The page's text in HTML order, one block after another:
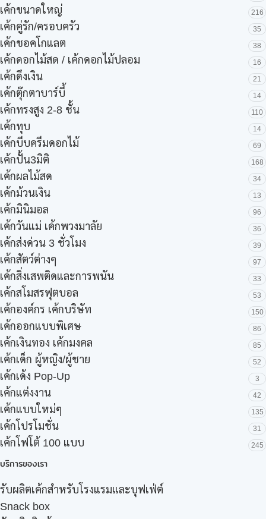
เค้กขนาดใหญ่ 216
เค้กคู่รัก/ครอบครัว 35
เค้กชอคโกแลต 38
เค้กดอกไม้สด / เค้กดอกไม้ปลอม 16
เค้กดึงเงิน 21
เค้กตุ๊กตาบาร์บี้ 14
เค้กทรงสูง 2-8 ชั้น 110
เค้กทุบ 14
เค้กบีบครีมดอกไม้ 69
เค้กปั้น3มิติ 168
เค้กผลไม้สด 34
เค้กม้วนเงิน 13
เค้กมินิมอล 96
เค้กวันแม่ เค้กพวงมาลัย 36
เค้กส่งด่วน 3 ชั่วโมง 39
เค้กสัตว์ต่างๆ 97
เค้กสิ่งเสพติดและการพนัน 33
เค้กสโมสรฟุตบอล 53
เค้กองค์กร เค้กบริษัท 150
เค้กออกแบบพิเศษ 86
เค้กเงินทอง เค้กมงคล 85
เค้กเด็ก ผู้หญิง/ผู้ชาย 52
เค้กเด้ง Pop-Up 3
เค้กแต่งงาน 42
เค้กแบบใหม่ๆ 135
เค้กโปรโมชั่น 31
เค้กโฟโต้ 100 แบบ 245
บริการของเรา
รับผลิตเค้กสำหรับโรงแรมและบุฟเฟ่ต์
Snack box